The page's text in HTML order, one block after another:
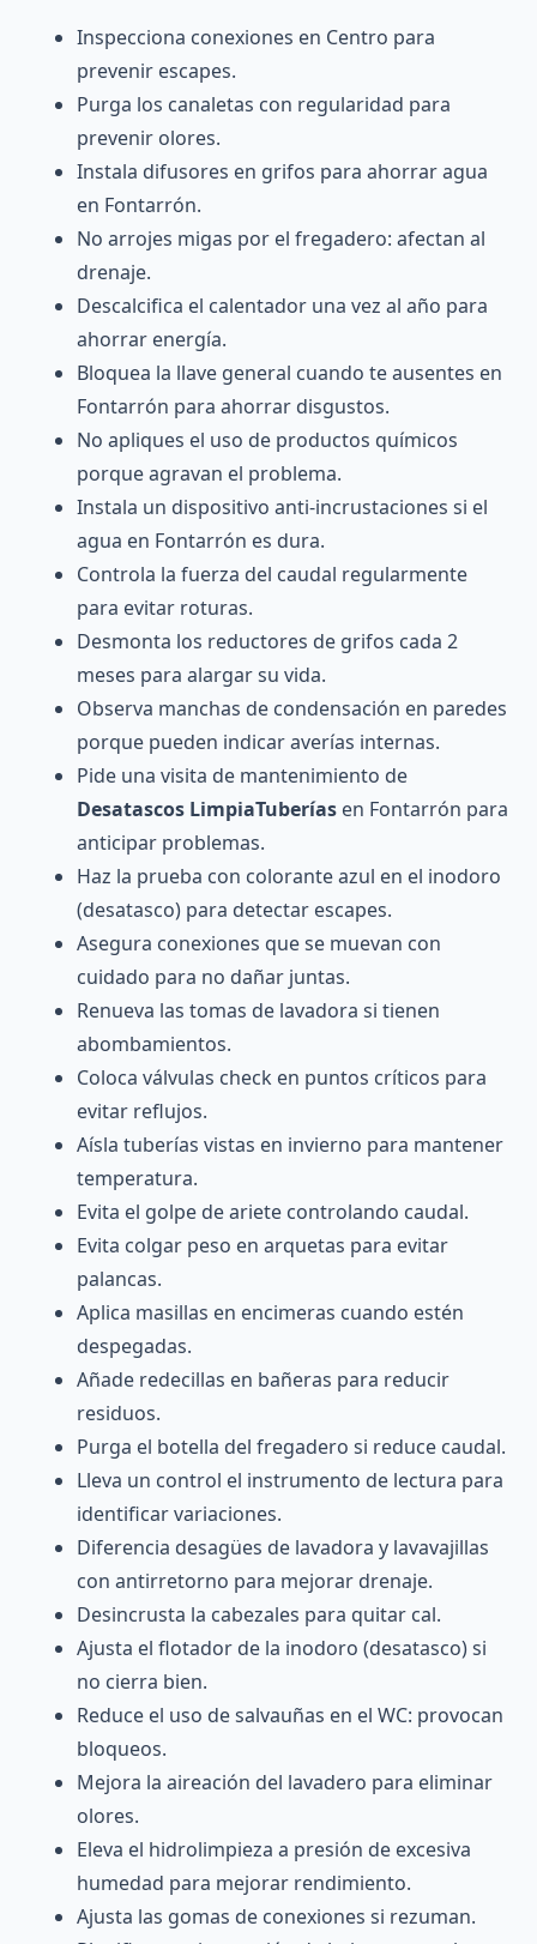
Inspecciona conexiones en Centro para
prevenir escapes.
Purga los canaletas con regularidad para
prevenir olores.
Instala difusores en grifos para ahorrar agua
en Fontarrón.
No arrojes migas por el fregadero: afectan al
drenaje.
Descalcifica el calentador una vez al año para
ahorrar energía.
Bloquea la llave general cuando te ausentes en
Fontarrón para ahorrar disgustos.
No apliques el uso de productos químicos
porque agravan el problema.
Instala un dispositivo anti-incrustaciones si el
agua en Fontarrón es dura.
Controla la fuerza del caudal regularmente
para evitar roturas.
Desmonta los reductores de grifos cada 2
meses para alargar su vida.
Observa manchas de condensación en paredes
porque pueden indicar averías internas.
Pide una visita de mantenimiento de
Desatascos LimpiaTuberías en Fontarrón para
anticipar problemas.
Haz la prueba con colorante azul en el inodoro
(desatasco) para detectar escapes.
Asegura conexiones que se muevan con
cuidado para no dañar juntas.
Renueva las tomas de lavadora si tienen
abombamientos.
Coloca válvulas check en puntos críticos para
evitar reflujos.
Aísla tuberías vistas en invierno para mantener
temperatura.
Evita el golpe de ariete controlando caudal.
Evita colgar peso en arquetas para evitar
palancas.
Aplica masillas en encimeras cuando estén
despegadas.
Añade redecillas en bañeras para reducir
residuos.
Purga el botella del fregadero si reduce caudal.
Lleva un control el instrumento de lectura para
identificar variaciones.
Diferencia desagües de lavadora y lavavajillas
con antirretorno para mejorar drenaje.
Desincrusta la cabezales para quitar cal.
Ajusta el flotador de la inodoro (desatasco) si
no cierra bien.
Reduce el uso de salvauñas en el WC: provocan
bloqueos.
Mejora la aireación del lavadero para eliminar
olores.
Eleva el hidrolimpieza a presión de excesiva
humedad para mejorar rendimiento.
Ajusta las gomas de conexiones si rezuman.